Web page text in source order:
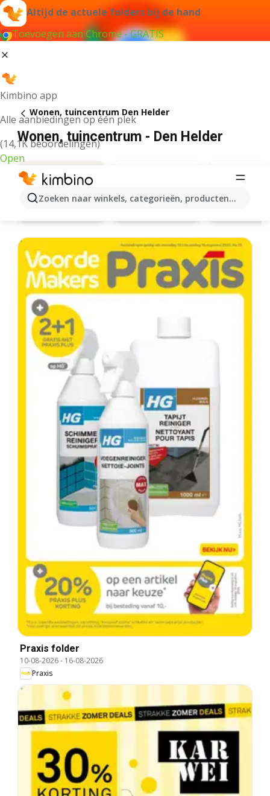
Altijd de actuele folders bij de hand
Toevoegen aan Chrome - GRATIS
Kimbino app
Alle aanbiedingen op één plek
(14,1K beoordelingen)
Open
Zoeken naar winkels, categorieën, producten...
Wonen, tuincentrum Den Helder
Wonen, tuincentrum - Den Helder
Blokker
Praxis folder
10-08-2026- 16-08-2026
Praxis